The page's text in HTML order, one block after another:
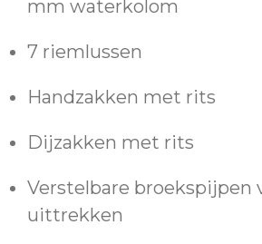
mm waterkolom
7 riemlussen
Handzakken met rits
Dijzakken met rits
Verstelbare broekspijpen
uittrekken